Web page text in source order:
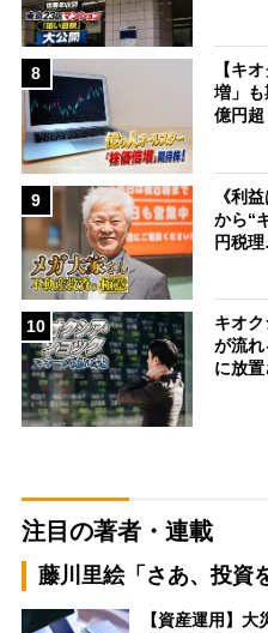
8
【キ
増」
億円
9
《利
から“
円税
10
キオ
が流
に放
注目の著者・連載
藤川里絵「さあ、投資
【資産運用】